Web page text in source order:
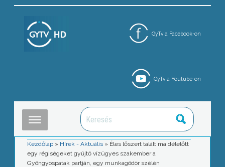
GyTv a Facebook-on
GyTv a Youtube-on
Kezdőlap » Hírek - Aktuális » Éles lőszert talált ma délelőtt
egy régiségeket gyűjtő vízügyes szakember a
Gyöngyöspatak partján, egy munkagödör szélén